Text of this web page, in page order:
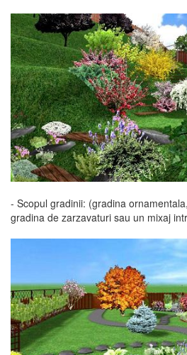
- Scopul gradinii: (gradina
gradina de zarzavaturi sau un mixaj